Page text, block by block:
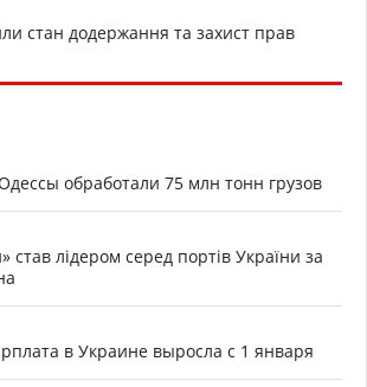
стан додержання та захист прав
обработали 75 млн тонн грузов
став лідером серед портів України за
в Украине выросла с 1 января